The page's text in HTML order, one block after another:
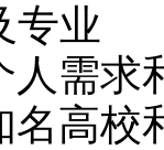
业
需求
名高校